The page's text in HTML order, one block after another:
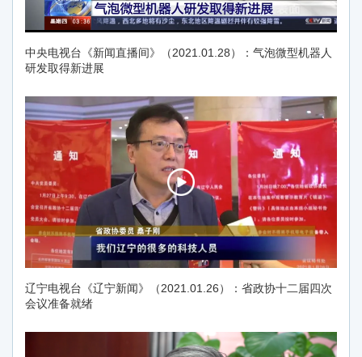
中央电视台《新闻直播间》（2021.01.28）：气泡微型机器人
研发取得新进展
辽宁电视台《辽宁新闻》（2021.01.26）：省政协十二届四次
会议准备就绪